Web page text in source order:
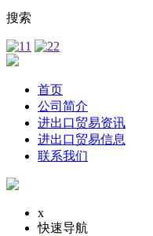
搜索
首页
公司简介
进出口贸易资讯
进出口贸易信息
联系我们
x
快速导航